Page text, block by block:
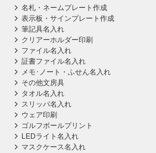
名札・ネームプレート作成
表示板・サインプレート作成
筆記具名入れ
クリアーホルダー印刷
ファイル名入れ
証書ファイル名入れ
メモ･ノート・ふせん名入れ
その他文房具
タオル名入れ
スリッパ名入れ
ウェア印刷
ゴルフボールプリント
LEDライト名入れ
マスクケース名入れ